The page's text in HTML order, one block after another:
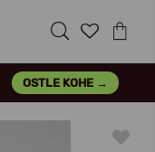
OSTLE KOHE →